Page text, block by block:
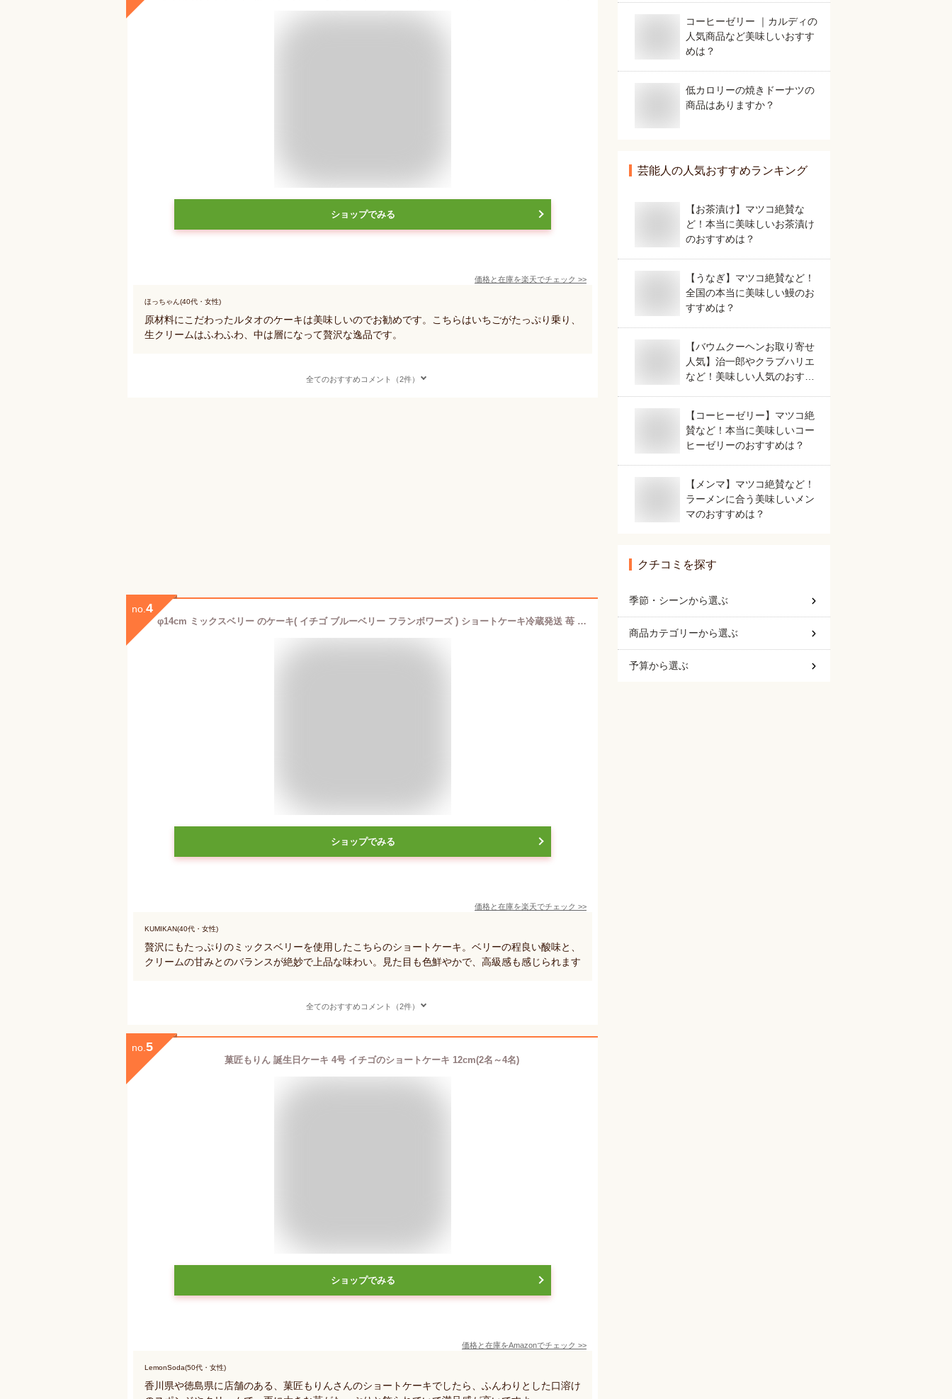
ショップでみる
価格と在庫を楽天でチェック >>
ほっちゃん(40代・女性)
原材料にこだわったルタオのケーキは美味しいのでお勧めです。こちらはいちごがたっぷり乗り、
生クリームはふわふわ、中は層になって贅沢な逸品です。
全てのおすすめコメント（2件）
no. 4
φ14cm ミックスベリー のケーキ( イチゴ ブルーベリー フランボワーズ ) ショートケーキ冷蔵発送 苺 誕生日 バースデーケーキ フルーツケーキ ショートケーキ 誕生日プレゼント バースデー プレゼント スイーツ 【楽ギフ_包装】
ショップでみる
価格と在庫を楽天でチェック >>
KUMIKAN(40代・女性)
贅沢にもたっぷりのミックスベリーを使用したこちらのショートケーキ。ベリーの程良い酸味と、
クリームの甘みとのバランスが絶妙で上品な味わい。見た目も色鮮やかで、高級感も感じられます
全てのおすすめコメント（2件）
no. 5
菓匠もりん 誕生日ケーキ 4号 イチゴのショートケーキ 12cm(2名～4名)
ショップでみる
価格と在庫をAmazonでチェック >>
LemonSoda(50代・女性)
香川県や徳島県に店舗のある、菓匠もりんさんのショートケーキでしたら、ふんわりとした口溶け
コーヒーゼリー ｜カルディの
人気商品など美味しいおすす
めは？
低カロリーの焼きドーナツの
商品はありますか？
芸能人 の人気おすすめランキング
【お茶漬け】マツコ絶賛な
ど！本当に美味しいお茶漬け
のおすすめは？
【うなぎ】マツコ絶賛など！
全国の本当に美味しい鰻のお
すすめは？
【バウムクーヘンお取り寄せ
人気】治一郎やクラブハリエ
など！美味しい人気のおすす
【コーヒーゼリー】マツコ絶
賛など！本当に美味しいコー
ヒーゼリーのおすすめは？
【メンマ】マツコ絶賛など！
ラーメンに合う美味しいメン
マのおすすめは？
クチコミを探す
季節・シーンから選ぶ
商品カテゴリーから選ぶ
予算から選ぶ